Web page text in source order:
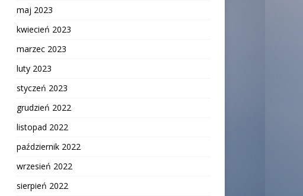
maj 2023
kwiecień 2023
marzec 2023
luty 2023
styczeń 2023
grudzień 2022
listopad 2022
październik 2022
wrzesień 2022
sierpień 2022